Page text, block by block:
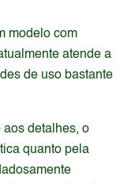
modelo com
atende a
de uso bastante
aos detalhes, o
quanto pela